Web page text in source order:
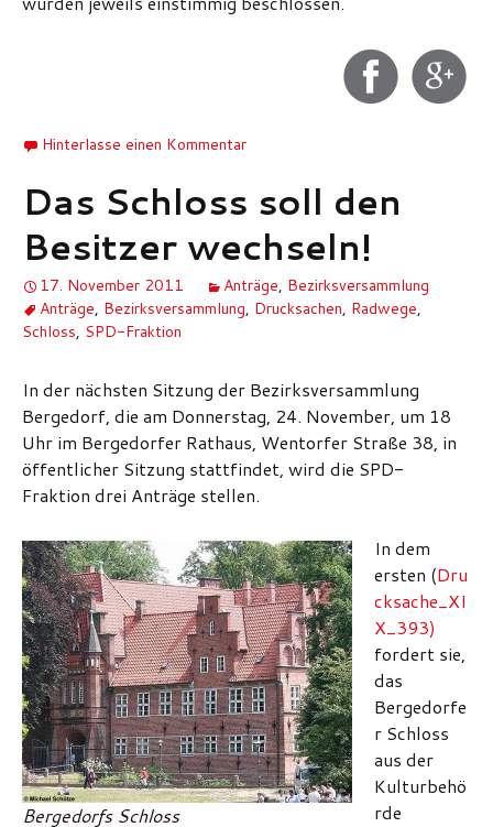
Hinterlasse einen Kommentar
Das Schloss soll den
Besitzer wechseln!
17. November 2011 Anträge, Bezirksversammlung
Anträge, Bezirksversammlung, Drucksachen, Radwege,
Schloss, SPD-Fraktion
In der nächsten Sitzung der Bezirksversammlung
Bergedorf, die am Donnerstag, 24. November, um 18
Uhr im Bergedorfer Rathaus, Wentorfer Straße 38, in
öffentlicher Sitzung stattfindet, wird die SPD-
Fraktion drei Anträge stellen.
Bergedorfs Schloss
In dem
ersten (Dru
cksache_XI
X_393)
fordert sie,
das
Bergedorfe
r Schloss
aus der
Kulturbehö
rde